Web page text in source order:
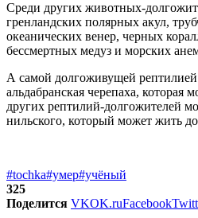
Среди других животных-
гренландских полярных акул,
океанических венер, черных
бессмертных медуз и морских
А самой долгоживущей рептилией
альдабранская черепаха, которая
других рептилий-долгожителей
нильского, который может жить до
#tochka#умер#учёный
325
Поделится VKOK.ruFacebook